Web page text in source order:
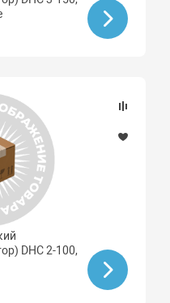
DHC 2-100,